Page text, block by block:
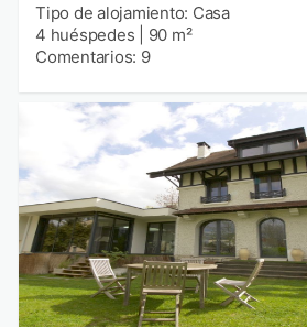
Tipo de alojamiento: Casa
4 huéspedes
90 m²
Comentarios: 9